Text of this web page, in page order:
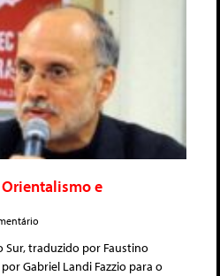
Orientalismo e
Sur, traduzido por Faustino
Gabriel Landi Fazzio para o